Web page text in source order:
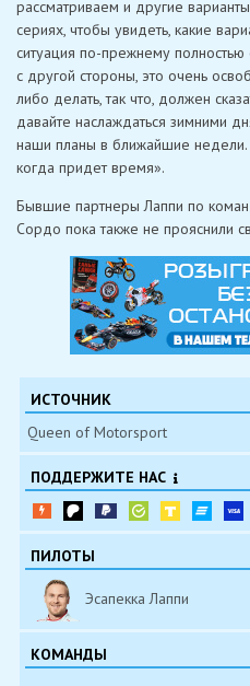
рассматриваем и другие
сериях, чтобы увидеть, какие
ситуация по-прежнему
с другой стороны, это очень
либо делать, так что, должен
давайте наслаждаться зимними
наши планы в ближайшие
когда придет время».
Бывшие партнеры Лаппи по
Сордо пока также не прояснили
ИСТОЧНИК
Queen of Motorsport
ПОДДЕРЖИТЕ НАС
ПИЛОТЫ
Эсапекка Лаппи
КОМАНДЫ